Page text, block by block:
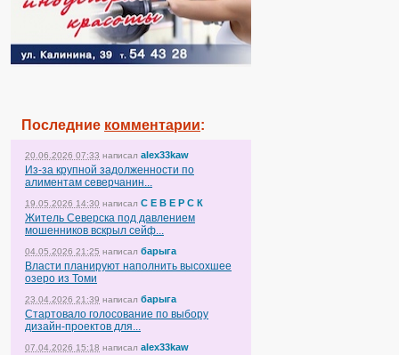
Последние комментарии:
20.06.2026 07:33 написал alex33kaw
Из-за крупной задолженности по
алиментам северчанин...
19.05.2026 14:30 написал С Е В Е Р С К
Житель Северска под давлением
мошенников вскрыл сейф...
04.05.2026 21:25 написал барыга
Власти планируют наполнить высохшее
озеро из Томи
23.04.2026 21:39 написал барыга
Стартовало голосование по выбору
дизайн-проектов для...
07.04.2026 15:18 написал alex33kaw